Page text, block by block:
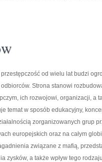
od wielu lat budzi
Strona stanowi
ich rozwojowi, organizacji, a
temat w sposób edukacyjny,
zorganizowanych grup
europejskich oraz na całym
związane z mafią,
a także wpływ tego